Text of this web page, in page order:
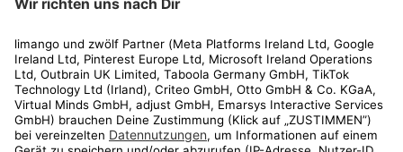
Kundenservice
Shop
Aktionen